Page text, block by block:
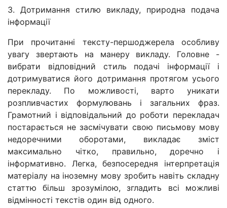
3. Дотримання стилю викладу, природна подача
інформації
При прочитанні тексту-першоджерела особливу
увагу звертають на манеру викладу. Головне -
вибрати відповідний стиль подачі інформації і
дотримуватися його дотримання протягом усього
перекладу. По можливості, варто уникати
розпливчастих формулювань і загальних фраз.
Грамотний і відповідальний до роботи перекладач
постарається не засмічувати свою письмову мову
недоречними оборотами, викладає зміст
максимально чітко, правильно, доречно і
інформативно. Легка, безпосередня інтерпретація
матеріалу на іноземну мову зробить навіть складну
статтю більш зрозумілою, згладить всі можливі
відмінності текстів один від одного.